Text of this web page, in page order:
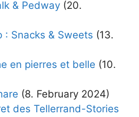
& Pedway (20.
: Snacks & Sweets (13.
en pierres et belle (10.
(8. February 2024)
des Tellerrand-Stories